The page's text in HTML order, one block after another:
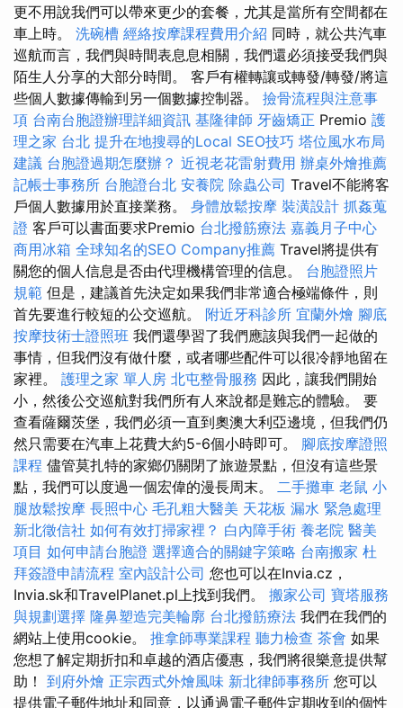
更不用說我們可以帶來更少的套餐，尤其是當所有空間都在
車上時。 洗碗槽 經絡按摩課程費用介紹 同時，就公共汽車
巡航而言，我們與時間表息息相關，我們還必須接受我們與
陌生人分享的大部分時間。 客戶有權轉讓或轉發/轉發/將這
些個人數據傳輸到另一個數據控制器。 撿骨流程與注意事
項 台南台胞證辦理詳細資訊 基隆律師 牙齒矯正 Premio 護
理之家 台北 提升在地搜尋的Local SEO技巧 塔位風水布局
建議 台胞證過期怎麼辦？ 近視老花雷射費用 辦桌外燴推薦
記帳士事務所 台胞證台北 安養院 除蟲公司 Travel不能將客
戶個人數據用於直接業務。 身體放鬆按摩 裝潢設計 抓姦蒐
證 客戶可以書面要求Premio 台北撥筋療法 嘉義月子中心
商用冰箱 全球知名的SEO Company推薦 Travel將提供有
關您的個人信息是否由代理機構管理的信息。 台胞證照片
規範 但是，建議首先決定如果我們非常適合極端條件，則
首先要進行較短的公交巡航。 附近牙科診所 宜蘭外燴 腳底
按摩技術士證照班 我們還學習了我們應該與我們一起做的
事情，但我們沒有做什麼，或者哪些配件可以很冷靜地留在
家裡。 護理之家 單人房 北屯整骨服務 因此，讓我們開始
小，然後公交巡航對我們所有人來說都是難忘的體驗。 要
查看薩爾茨堡，我們必須一直到奧澳大利亞邊境，但我們仍
然只需要在汽車上花費大約5-6個小時即可。 腳底按摩證照
課程 儘管莫扎特的家鄉仍關閉了旅遊景點，但沒有這些景
點，我們可以度過一個宏偉的漫長周末。 二手攤車 老鼠 小
腿放鬆按摩 長照中心 毛孔粗大醫美 天花板 漏水 緊急處理
新北徵信社 如何有效打掃家裡？ 白內障手術 養老院 醫美
項目 如何申請台胞證 選擇適合的關鍵字策略 台南搬家 杜
拜簽證申請流程 室內設計公司 您也可以在Invia.cz，
Invia.sk和TravelPlanet.pl上找到我們。 搬家公司 寶塔服務
與規劃選擇 隆鼻塑造完美輪廓 台北撥筋療法 我們在我們的
網站上使用cookie。 推拿師專業課程 聽力檢查 茶會 如果
您想了解定期折扣和卓越的酒店優惠，我們將很樂意提供幫
助！ 到府外燴 正宗西式外燴風味 新北律師事務所 您可以
提供電子郵件地址和同意，以通過電子郵件定期收到的個性